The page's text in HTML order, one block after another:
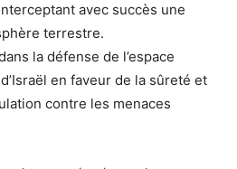
avec succès une
terrestre.
la défense de l’espace
en faveur de la sûreté et
contre les menaces